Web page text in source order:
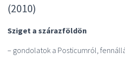
(2010)
Sziget a szárazföldön
– gondolatok a Posticumról,